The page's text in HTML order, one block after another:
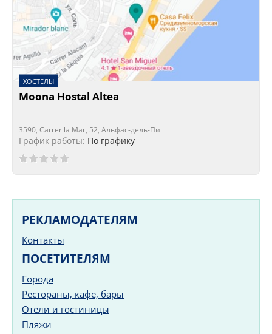
СТАТЬИ
УСЛУГИ
ХОСТЕЛЫ
Moona Hostal Altea
3590, Carrer la Mar, 52, Альфас-дель-Пи
График работы: По графику
РЕКЛАМОДАТЕЛЯМ
Контакты
ПОСЕТИТЕЛЯМ
Города
Рестораны, кафе, бары
Отели и гостиницы
Пляжи